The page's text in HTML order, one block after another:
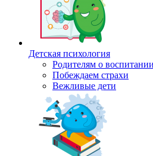
Детская психология
Родителям о
Побеждаем страхи
Вежливые дети